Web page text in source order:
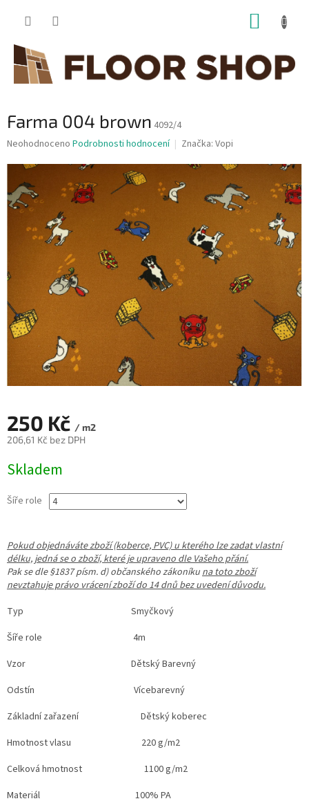
Farma 004 brown 4092/4
Průměrné
produktu
0,0
z
hvězdiček.
Neohodnoceno Podrobnosti hodnocení Značka: Vopi
250 Kč / m2
206,61 Kč bez DPH
cena:
Skladem
Šíře role
Pokud objednáváte zboží (koberce, PVC) u kterého lze zadat vlastní
délku, jedná se o zboží, které je upraveno dle Vašeho přání.
Pak se dle §1837 písm. d) občanského zákoníku na toto zboží
nevztahuje právo vrácení zboží do 14 dnů bez uvedení důvodu.
Typ Smyčkový
Šíře role 4m
Vzor Dětský Barevný
Odstín Vícebarevný
Základní zařazení Dětský koberec
Hmotnost vlasu 220 g/m2
Celková hmotnost 1100 g/m2
Materiál 100% PA